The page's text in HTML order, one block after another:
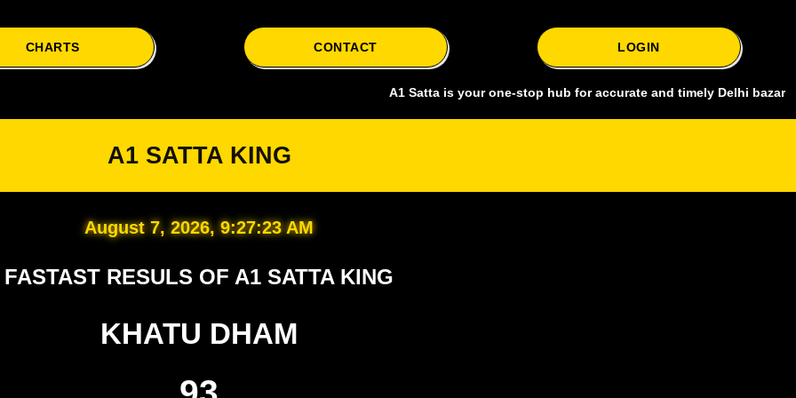
CHARTS CONTACT LOGIN
A1 Satta is your one-stop hub for accurate and timely Delhi bazar satta
A1 SATTA KING
August 7, 2026, 9:27:24 AM
FASTAST RESULS OF A1 SATTA KING
KHATU DHAM